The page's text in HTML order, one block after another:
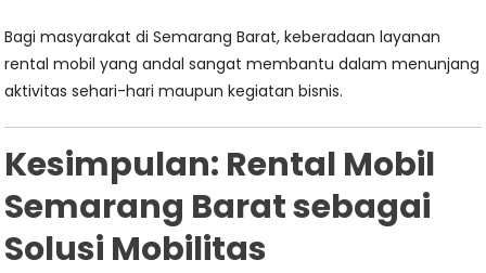
Bagi masyarakat di Semarang Barat, keberadaan layanan
rental mobil yang andal sangat membantu dalam menunjang
aktivitas sehari-hari maupun kegiatan bisnis.
Kesimpulan: Rental Mobil
Semarang Barat sebagai
Solusi Mobilitas